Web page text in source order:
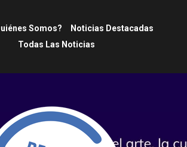
Somos?
Noticias Destacadas
Todas Las Noticias